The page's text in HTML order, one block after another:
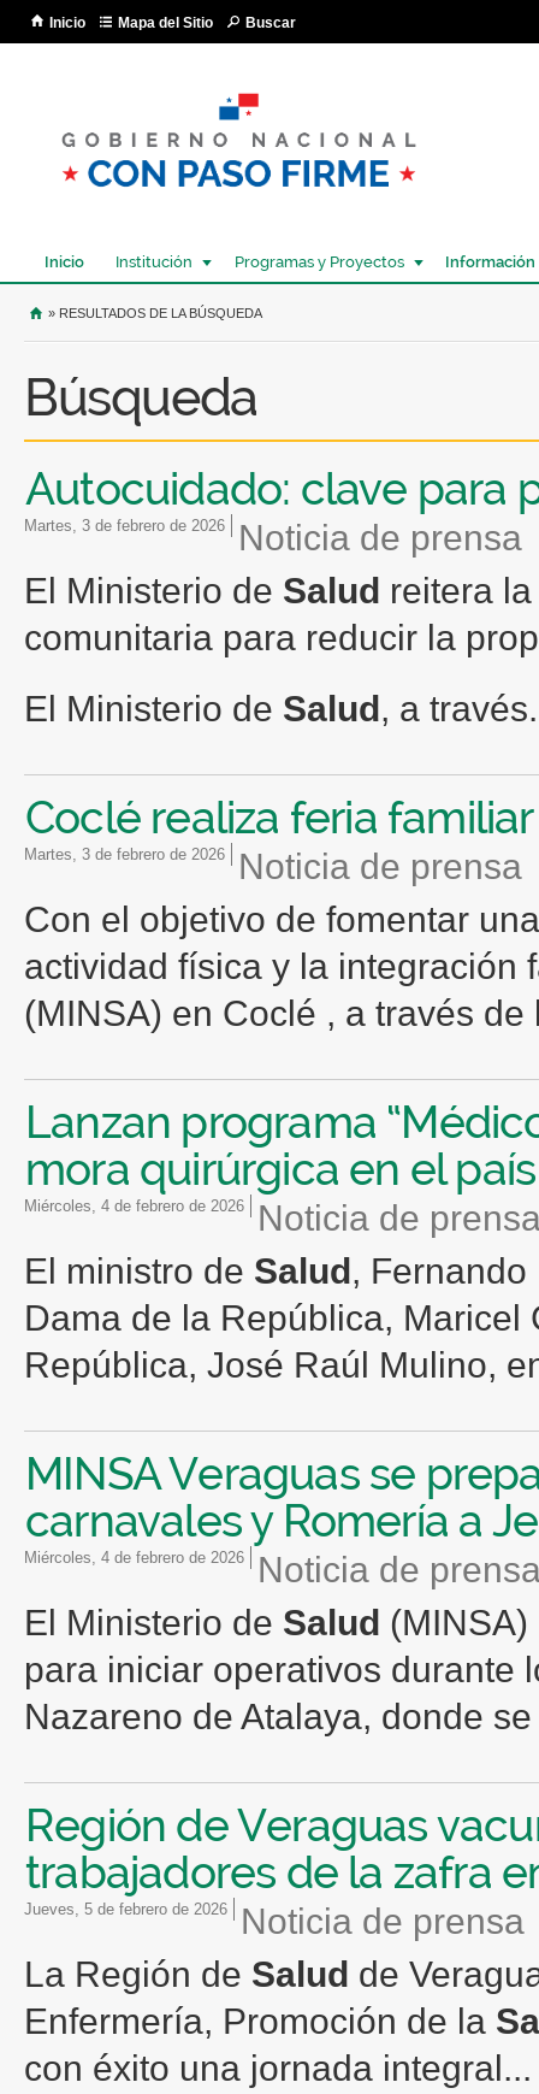
Inicio Mapa del Sitio Buscar
Inicio Institución Programas y Proyectos Información
USTED SE ENCUENTRA AQUÍ
» RESULTADOS DE LA BÚSQUEDA
Búsqueda
Autocuidado: clave para
martes, 3 de febrero de 2026
Noticia de prensa
El Ministerio de Salud reitera
comunitaria para reducir la
El Ministerio de Salud, a
Coclé realiza feria
martes, 3 de febrero de 2026
Noticia de prensa
Con el objetivo de fomentar
actividad física y la integración
(MINSA) en Coclé , a través de
Lanzan programa
mora quirúrgica en el país
miércoles, 4 de febrero de 2026
Noticia de
El ministro de Salud,
Dama de la República,
República, José Raúl Mulino,
MINSA Veraguas se
carnavales y Romería a
miércoles, 4 de febrero de 2026
Noticia de
El Ministerio de Salud
para iniciar operativos durante
Nazareno de Atalaya, donde
Región de Veraguas
trabajadores de la zafra
jueves, 5 de febrero de 2026
Noticia de prensa
La Región de Salud de
Enfermería, Promoción de la
con éxito una jornada integral...